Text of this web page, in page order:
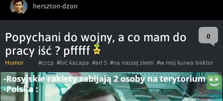
herszton-dzon
Popychani do wojny, a co mam do
pracy iść ? pfffff
0
Humor #cccp #bić kacapa #art 5 #na naszej ziemi #w mój kurwa traktor